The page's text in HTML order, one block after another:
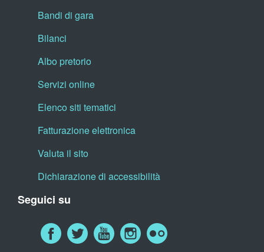
Bandi di gara
Bilanci
Albo pretorio
Servizi online
Elenco siti tematici
Fatturazione elettronica
Valuta il sito
Dichiarazione di accessibilità
Seguici su